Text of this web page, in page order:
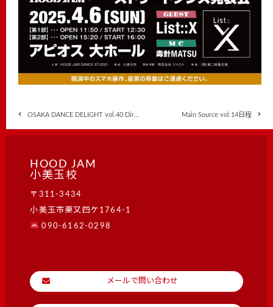
Main Source vol.14日程
HOOD JAM
小美玉校
〒311-3434
小美玉市栗又四ケ1764-1
090-6162-0298
メールで問い合わせ